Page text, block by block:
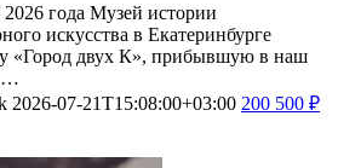
года Музей истории
искусства в Екатеринбурге
«Город двух К», прибывшую в наш
2026-07-21T15:08:00+03:00 200 500 ₽